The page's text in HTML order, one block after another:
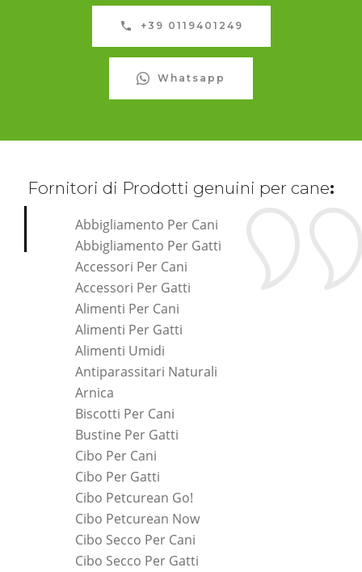
+39 0119401249
Whatsapp
Fornitori di Prodotti genuini per cane:
Abbigliamento Per Cani
Abbigliamento Per Gatti
Accessori Per Cani
Accessori Per Gatti
Alimenti Per Cani
Alimenti Per Gatti
Alimenti Umidi
Antiparassitari Naturali
Arnica
Biscotti Per Cani
Bustine Per Gatti
Cibo Per Cani
Cibo Per Gatti
Cibo Petcurean Go!
Cibo Petcurean Now
Cibo Secco Per Cani
Cibo Secco Per Gatti